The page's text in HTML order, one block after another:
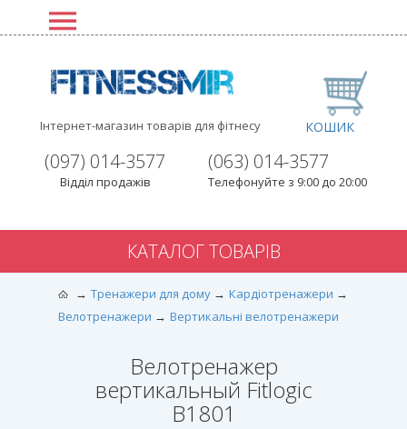
Інтернет-магазин товарів для фітнесу
(063) 014-3577
Телефонуйте з 9:00 до 20:00
(097) 014-3577
Відділ продажів
КОШИК
КАТАЛОГ ТОВАРІВ
Тренажери для дому
Кардіотренажери
Велотренажери
Вертикальні велотренажери
Велотренажер
вертикальный Fitlogic
B1801